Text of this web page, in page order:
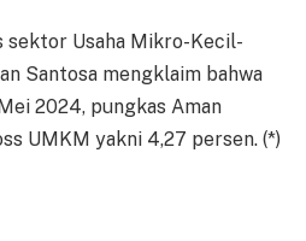
sektor Usaha Mikro-Kecil-
Santosa mengklaim bahwa
2024, pungkas Aman
UMKM yakni 4,27 persen. (*)